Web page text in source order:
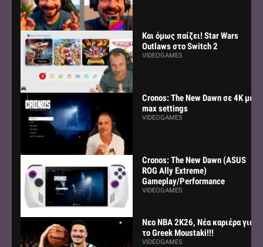
Και όμως παίζει! Star Wars
Outlaws στο Switch 2
VIDEOGAMES
Cronos: The New Dawn σε 4K με
max settings
VIDEOGAMES
Cronos: The New Dawn (ASUS
ROG Ally Extreme)
Gameplay/Performance
VIDEOGAMES
Νεο NBA 2K26, Νέα καριέρα για
το Greek Moustaki!!!
VIDEOGAMES